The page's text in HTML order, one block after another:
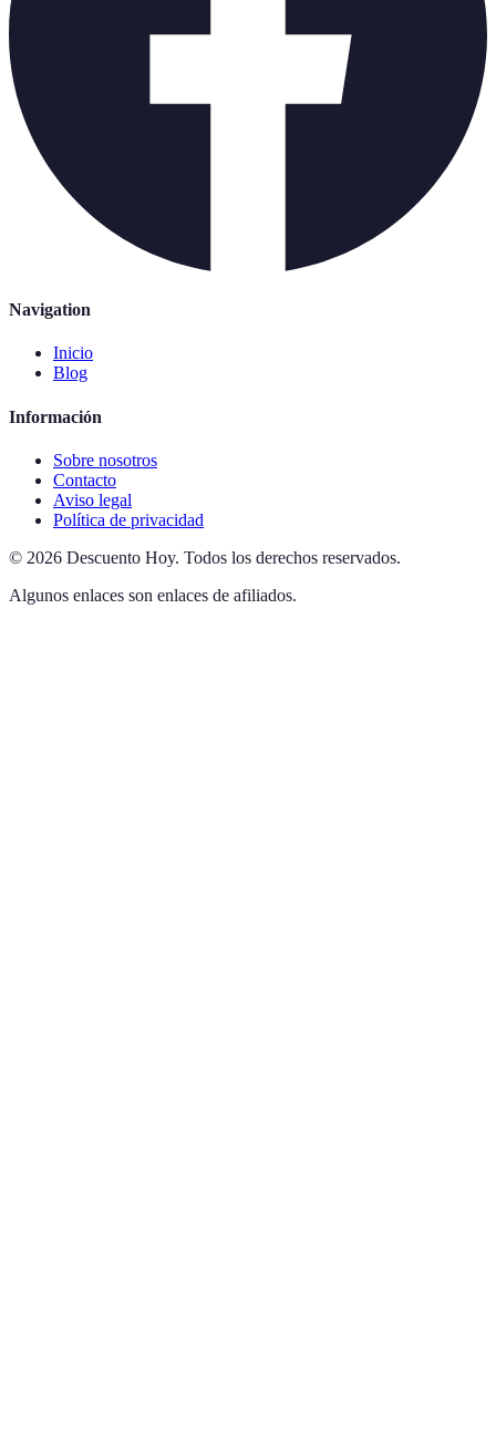
Navigation
Inicio
Blog
Información
Sobre nosotros
Contacto
Aviso legal
Política de privacidad
© 2026 Descuento Hoy. Todos los derechos reservados.
Algunos enlaces son enlaces de afiliados.